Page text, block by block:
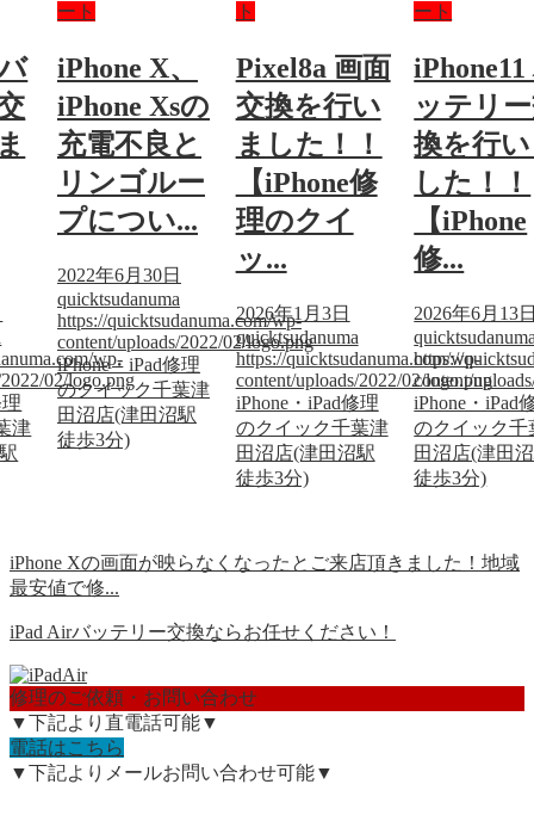
wp-
02/logo.png
津
ート
iPhone X、
iPhone Xsの
充電不良と
リンゴルー
プについ...
2022年6月30日
quicktsudanuma
https://quicktsudanuma.com/wp-
content/uploads/2022/02/logo.png
iPhone・iPad修理
のクイック千葉津
田沼店(津田沼駅
徒歩3分)
ト
Pixel8a 画面
交換を行い
ました！！
【iPhone修
理のクイ
ッ...
2026年1月3日
quicktsudanuma
https://quicktsudanuma.com/wp-
content/uploads/2022/02/logo.png
iPhone・iPad修理
のクイック千葉津
田沼店(津田沼駅
徒歩3分)
ート
ッテリ
換を行
した！！
【iPhone
修...
2026年6月13
https://
content/
iPhone・iPad
のクイック千
田沼店(津田
徒歩3分)
iPhone Xの画面が映らなくなったとご来店頂きました！地域
最安値で修...
iPad Airバッテリー交換ならお任せください！
修理のご依頼・お問い合わせ
▼下記より直電話可能▼
電話はこちら
▼下記よりメールお問い合わせ可能▼